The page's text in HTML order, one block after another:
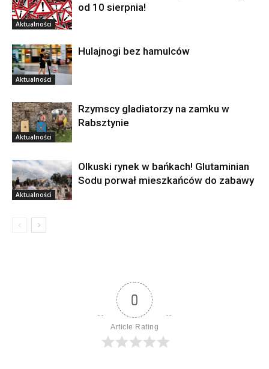
Aktualności
od 10 sierpnia!
Aktualności
Hulajnogi bez hamulców
Aktualności
Rzymscy gladiatorzy na zamku w
Rabsztynie
Aktualności
Olkuski rynek w bańkach! Glutaminian
Sodu porwał mieszkańców do zabawy
0
Article Rating